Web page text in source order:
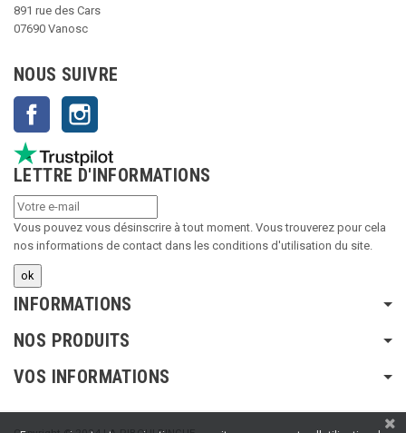
891 rue des Cars
07690 Vanosc
NOUS SUIVRE
Facebook
LETTRE D'INFORMATIONS
Vous pouvez vous désinscrire à tout moment. Vous trouverez pour cela
nos informations de contact dans les conditions d'utilisation du site.
INFORMATIONS
NOS PRODUITS
VOS INFORMATIONS